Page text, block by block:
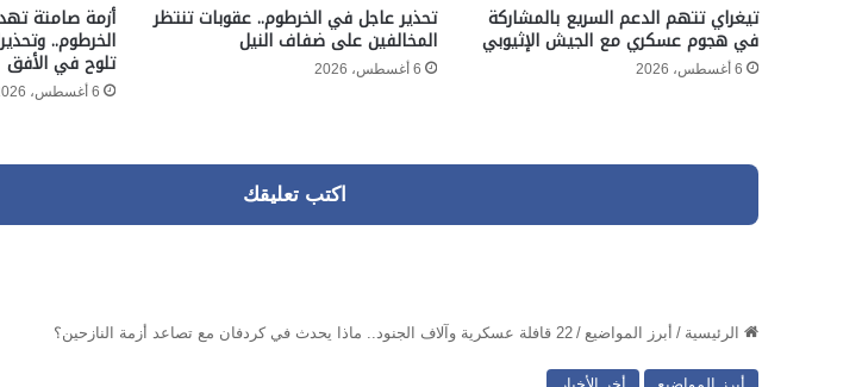
تيغراي تتهم الدعم السريع بالمشاركة
في هجوم عسكري مع الجيش الإثيوبي
6 أغسطس، 2026
تحذير عاجل في الخرطوم.. عقوبات تنتظر
المخالفين على ضفاف النيل
6 أغسطس، 2026
أزمة صامتة
الخرطوم..
تلوح في الأفق
6 أغسطس، 2026
اكتب تعليقك